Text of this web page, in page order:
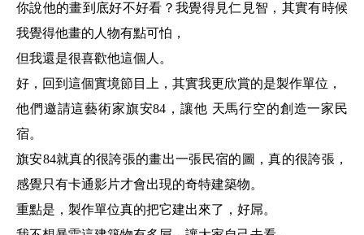
你說他的畫到底好不好看？我覺得見仁見智，其實有時候
我覺得他畫的人物有點可怕，
但我還是很喜歡他這個人。
好，回到這個實境節目上，其實我更欣賞的是製作單位，
他們邀請這藝術家旗安84，讓他 天馬行空的創造一家民
宿。
旗安84就真的很誇張的畫出一張民宿的圖，真的很誇張，
感覺只有卡通影片才會出現的奇特建築物。
重點是，製作單位真的把它建出來了，好屌。